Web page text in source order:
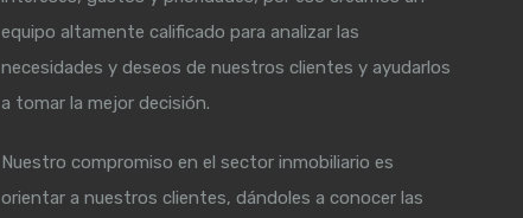
equipo altamente calificado para analizar las
necesidades y deseos de nuestros clientes y ayudarlos
a tomar la mejor decisión.
Nuestro compromiso en el sector inmobiliario es
orientar a nuestros clientes, dándoles a conocer las